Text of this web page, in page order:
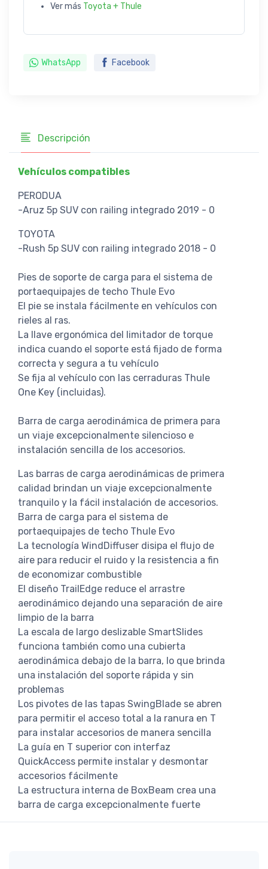
Ver más Toyota + Thule
WhatsApp Facebook
Descripción
Vehículos compatibles
PERODUA
-Aruz 5p SUV con railing integrado 2019 - 0
TOYOTA
-Rush 5p SUV con railing integrado 2018 - 0
Pies de soporte de carga para el sistema de
portaequipajes de techo Thule Evo
El pie se instala fácilmente en vehículos con
rieles al ras.
La llave ergonómica del limitador de torque
indica cuando el soporte está fijado de forma
correcta y segura a tu vehículo
Se fija al vehículo con las cerraduras Thule
One Key (incluidas).
Barra de carga aerodinámica de primera para
un viaje excepcionalmente silencioso e
instalación sencilla de los accesorios.
Las barras de carga aerodinámicas de primera
calidad brindan un viaje excepcionalmente
tranquilo y la fácil instalación de accesorios.
Barra de carga para el sistema de
portaequipajes de techo Thule Evo
La tecnología WindDiffuser disipa el flujo de
aire para reducir el ruido y la resistencia a fin
de economizar combustible
El diseño TrailEdge reduce el arrastre
aerodinámico dejando una separación de aire
limpio de la barra
La escala de largo deslizable SmartSlides
funciona también como una cubierta
aerodinámica debajo de la barra, lo que brinda
una instalación del soporte rápida y sin
problemas
Los pivotes de las tapas SwingBlade se abren
para permitir el acceso total a la ranura en T
para instalar accesorios de manera sencilla
La guía en T superior con interfaz
QuickAccess permite instalar y desmontar
accesorios fácilmente
La estructura interna de BoxBeam crea una
barra de carga excepcionalmente fuerte